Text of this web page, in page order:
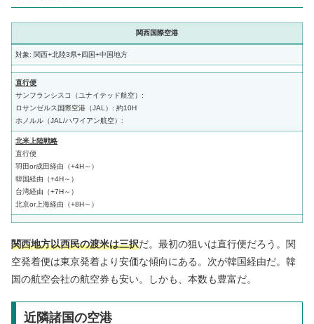
関西国際空港
対象: 関西+北陸3県+四国+中国地方
直行便
サンフランシスコ（ユナイテッド航空）:
ロサンゼルス国際空港（JAL）: 約10H
ホノルル（JAL/ハワイアン航空）:
北米上陸戦略
直行便
羽田or成田経由（+4H～）
韓国経由（+4H～）
台湾経由（+7H～）
北京or上海経由（+8H～）
関西地方以西民の渡米は三択だ。最初の狙いは直行便だろう。関
空発着便は東京発着より安価な傾向にある。次が韓国経由だ。韓
国の航空会社の航空券も安い。しかも、本数も豊富だ。
近隣諸国の空港